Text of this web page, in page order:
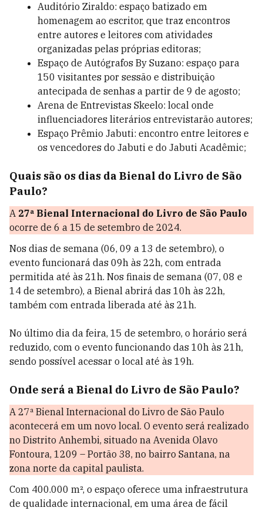
Auditório Ziraldo: espaço batizado em
homenagem ao escritor, que traz encontros
entre autores e leitores com atividades
organizadas pelas próprias editoras;
Espaço de Autógrafos By Suzano: espaço para
150 visitantes por sessão e distribuição
antecipada de senhas a partir de 9 de agosto;
Arena de Entrevistas Skeelo: local onde
influenciadores literários entrevistarão autores;
Espaço Prêmio Jabuti: encontro entre leitores e
os vencedores do Jabuti e do Jabuti Acadêmic;
Quais são os dias da Bienal do Livro de São
Paulo?
A 27ª Bienal Internacional do Livro de São Paulo
ocorre de 6 a 15 de setembro de 2024.
Nos dias de semana (06, 09 a 13 de setembro), o
evento funcionará das 09h às 22h, com entrada
permitida até às 21h. Nos finais de semana (07, 08 e
14 de setembro), a Bienal abrirá das 10h às 22h,
também com entrada liberada até às 21h.
No último dia da feira, 15 de setembro, o horário será
reduzido, com o evento funcionando das 10h às 21h,
sendo possível acessar o local até às 19h.
Onde será a Bienal do Livro de São Paulo?
A 27ª Bienal Internacional do Livro de São Paulo
acontecerá em um novo local. O evento será realizado
no Distrito Anhembi, situado na Avenida Olavo
Fontoura, 1209 – Portão 38, no bairro Santana, na
zona norte da capital paulista.
Com 400.000 m², o espaço oferece uma infraestrutura
de qualidade internacional, em uma área de fácil